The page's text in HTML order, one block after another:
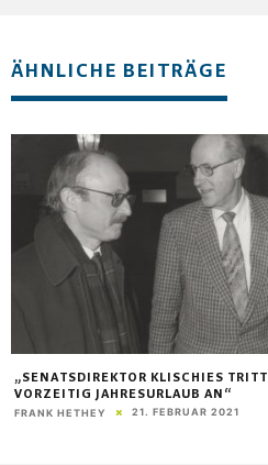
ÄHNLICHE BEITRÄGE
„SENATSDIREKTOR KLISCHIES TRITT
VORZEITIG JAHRESURLAUB AN“
FRANK HETHEY 21. FEBRUAR 2021